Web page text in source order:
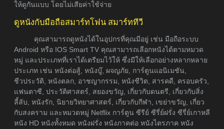
ให้ดูกันแบบ โดยไม่เสียค่าใช้จ่าย
ดูหนังกับมือถือสมาร์ทโฟน สมาร์ททีวี
คุณสามารถดูหนังได้ในอุปกรที่คุณมีอยู่ เช่น มือถือระบบ
Android หรือ IOS Smart TV คุณสามารถเลือกหนังได้ตามหมวด
หมู่ และประเภทที่เราได้เตรียมไว้ให้ ซึ่งมีให้เลือกอย่างหลากหลาย
ประเภท เช่น หนังต่อสู้, หนังบู๊, ผจญภัย, การ์ตูนแอนิเมชัน,
ชีวประวัติ, หนังตลก, อาชญากรรม, หนังชีวิต, สารคดี, ครอบครัว,
แฟนตาซี, ประวัติศาสตร์, สยองขวัญ, เกี่ยวกับดนตรี, เกี่ยวกับสิ่ง
ลี้ลับ, หนังรัก, นิยายวิทยาศาสตร์, เกี่ยวกับกีฬา, เขย่าขวัญ, เกี่ยว
กับสงคราม และหมวดหมู่ Netflix การ์ตูน ซีรีย์ ซีรี่ย์ฝรั่ง ซีรี่ย์เกาหลี
หนัง HD หนังทั้งหมด หนังฝรั่ง หนังภาคต่อ หนังไตรภาค หนัง